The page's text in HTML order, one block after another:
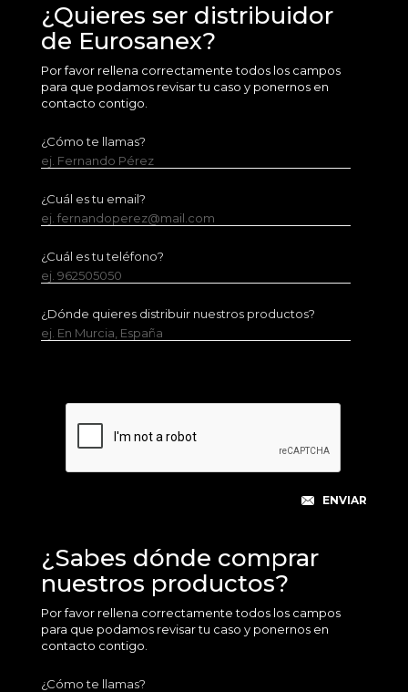
¿Quieres ser distribuidor
de Eurosanex?
Por favor rellena correctamente todos los campos
para que podamos revisar tu caso y ponernos en
contacto contigo.
¿Cómo te llamas?
ej. Fernando Pérez
¿Cuál es tu email?
ej. fernandoperez@mail.com
¿Cuál es tu teléfono?
ej. 962505050
¿Dónde quieres distribuir nuestros productos?
ej. En Murcia, España
¿Sabes dónde comprar
nuestros productos?
Por favor rellena correctamente todos los campos
para que podamos revisar tu caso y ponernos en
contacto contigo.
¿Cómo te llamas?